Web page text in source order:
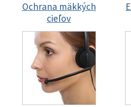
Ochrana mäkkých
cieľov